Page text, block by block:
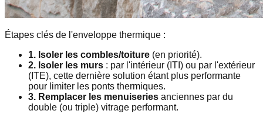
Étapes clés de l'enveloppe thermique :
1. Isoler les combles/toiture (en priorité).
2. Isoler les murs : par l'intérieur (ITI) ou par l'extérieur
(ITE), cette dernière solution étant plus performante
pour limiter les ponts thermiques.
3. Remplacer les menuiseries anciennes par du
double (ou triple) vitrage performant.